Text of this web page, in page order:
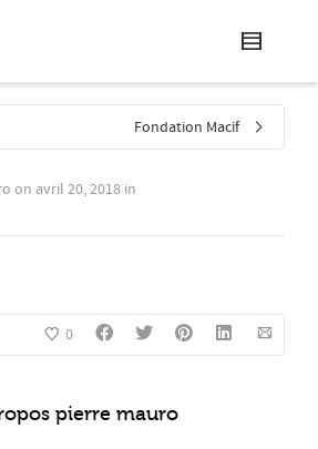
Fondation Macif
on avril 20, 2018 in
0
pierre mauro